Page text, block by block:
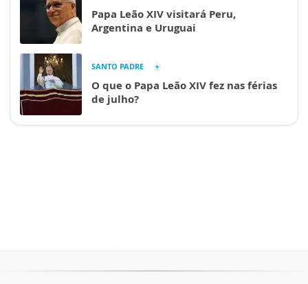
Papa Leão XIV visitará Peru,
Argentina e Uruguai
SANTO PADRE
O que o Papa Leão XIV fez nas férias
de julho?